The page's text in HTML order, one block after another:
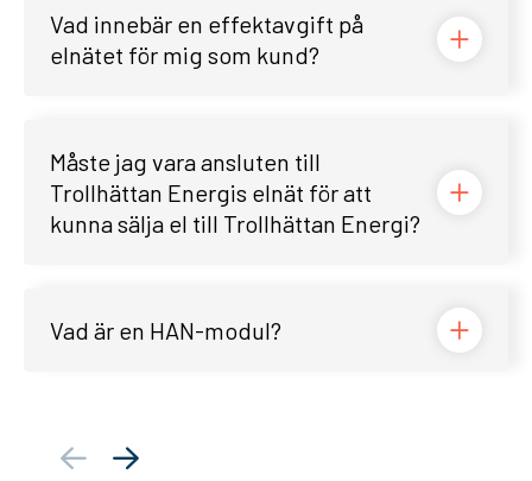
Vad innebär en effektavgift på
elnätet för mig som kund?
Måste jag vara ansluten till
Trollhättan Energis elnät för att
kunna sälja el till Trollhättan Energi?
Vad är en HAN-modul?